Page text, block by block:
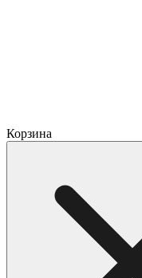
Корзина